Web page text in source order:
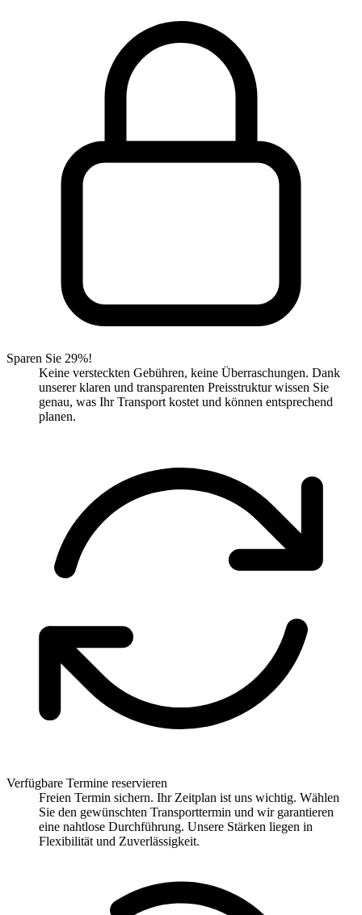
Sparen Sie 29%!
Keine versteckten Gebühren, keine Überraschungen. Dank
unserer klaren und transparenten Preisstruktur wissen Sie
genau, was Ihr Transport kostet und können entsprechend
planen.
Verfügbare Termine reservieren
Freien Termin sichern. Ihr Zeitplan ist uns wichtig. Wählen
Sie den gewünschten Transporttermin und wir garantieren
eine nahtlose Durchführung. Unsere Stärken liegen in
Flexibilität und Zuverlässigkeit.